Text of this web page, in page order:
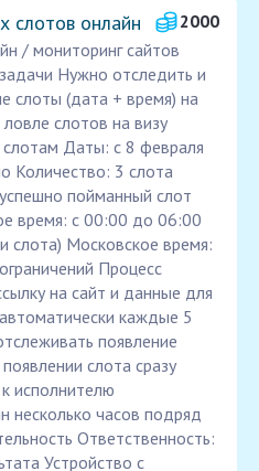
слотов онлайн
2000
/ мониторинг сайтов
Нужно отследить и
слоты (дата + время) на
слотов на визу
слотам Даты: с 8 февраля
Количество: 3 слота
пойманный слот
время: с 00:00 до 06:00
Московское время:
Процесс
на сайт и данные для
каждые 5
появление
слота сразу
исполнителю
несколько часов подряд
Ответственность:
Устройство с